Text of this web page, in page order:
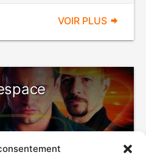
VOIR PLUS